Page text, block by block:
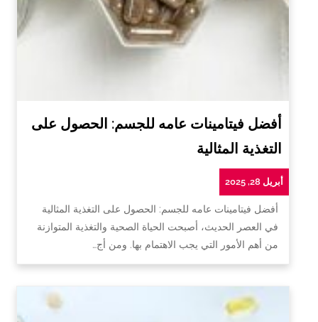
أفضل فيتامينات عامه للجسم: الحصول على
التغذية المثالية
أبريل 28, 2025
أفضل فيتامينات عامه للجسم: الحصول على التغذية المثالية
في العصر الحديث، أصبحت الحياة الصحية والتغذية المتوازنة
من أهم الأمور التي يجب الاهتمام بها. ومن أج…